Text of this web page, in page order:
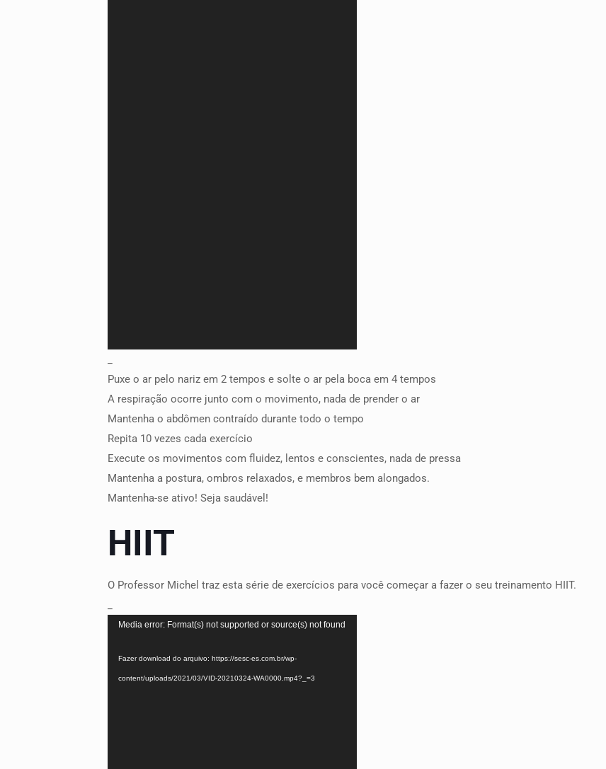
Puxe o ar pelo nariz em 2 tempos e solte o ar pela boca em 4 tempos
A respiração ocorre junto com o movimento, nada de prender o ar
Mantenha o abdômen contraído durante todo o tempo
Repita 10 vezes cada exercício
Execute os movimentos com fluidez, lentos e conscientes, nada de pressa
Mantenha a postura, ombros relaxados, e membros bem alongados.
Mantenha-se ativo! Seja saudável!
HIIT
O Professor Michel traz esta série de exercícios para você começar a fazer o seu treinamento HIIT.
Tocador
vídeo
Media error: Format(s) not supported or source(s) not found
Fazer download do arquivo: https://sesc-es.com.br/wp-
content/uploads/2021/03/VID-20210324-WA0000.mp4?_=3